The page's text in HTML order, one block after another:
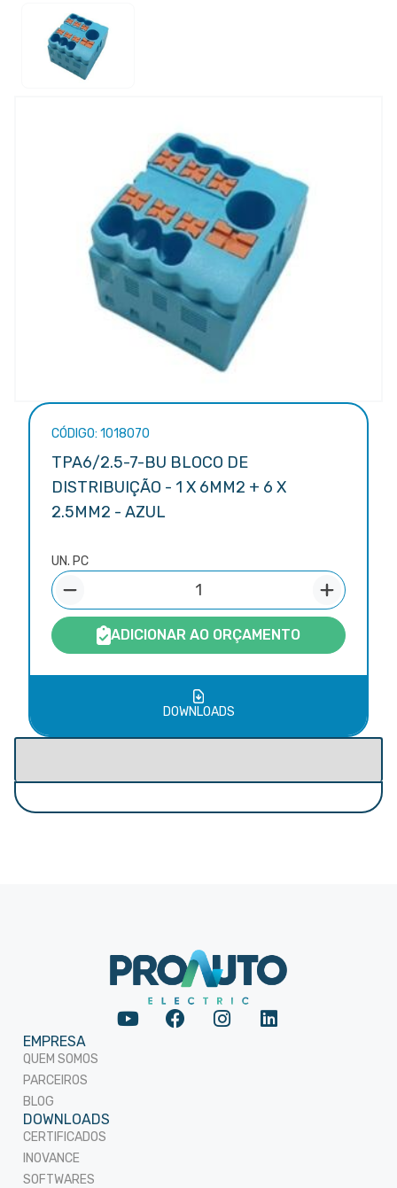
CÓDIGO: 1018070
TPA6/2.5-7-BU BLOCO DE
DISTRIBUIÇÃO - 1 X 6MM2 + 6 X
2.5MM2 - AZUL
UN. PC
ADICIONAR AO ORÇAMENTO
DOWNLOADS
EMPRESA
QUEM SOMOS
PARCEIROS
BLOG
DOWNLOADS
CERTIFICADOS
INOVANCE
SOFTWARES